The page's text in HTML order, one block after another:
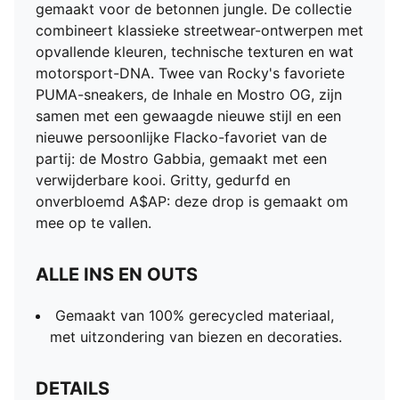
gemaakt voor de betonnen jungle. De collectie
combineert klassieke streetwear-ontwerpen met
opvallende kleuren, technische texturen en wat
motorsport-DNA. Twee van Rocky's favoriete
PUMA-sneakers, de Inhale en Mostro OG, zijn
samen met een gewaagde nieuwe stijl en een
nieuwe persoonlijke Flacko-favoriet van de
partij: de Mostro Gabbia, gemaakt met een
verwijderbare kooi. Gritty, gedurfd en
onverbloemd A$AP: deze drop is gemaakt om
mee op te vallen.
ALLE INS EN OUTS
Gemaakt van 100% gerecycled materiaal,
met uitzondering van biezen en decoraties.
DETAILS